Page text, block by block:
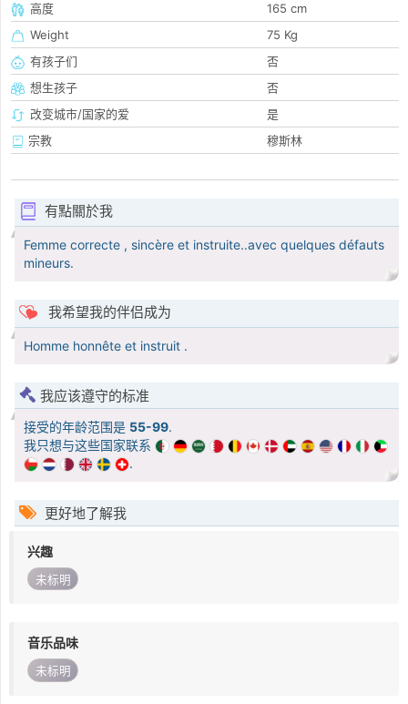
高度
165 cm
Weight
75 Kg
有孩子们
否
想生孩子
否
改变城市/国家的爱
是
宗教
穆斯林
有點關於我
Femme correcte , sincère et instruite..avec quelques défauts
mineurs.
我希望我的伴侣成为
Homme honnête et instruit .
我应该遵守的标准
接受的年龄范围是 55-99.
我只想与这些国家联系
.
更好地了解我
兴趣
未标明
音乐品味
未标明